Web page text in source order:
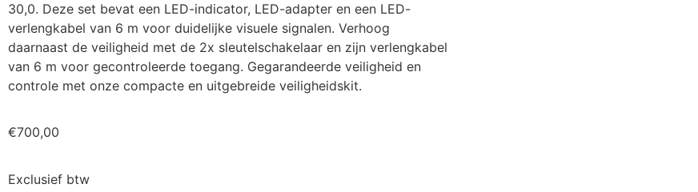
30,0. Deze set bevat een LED-indicator, LED-adapter en een LED-
verlengkabel van 6 m voor duidelijke visuele signalen. Verhoog
daarnaast de veiligheid met de 2x sleutelschakelaar en zijn verlengkabel
van 6 m voor gecontroleerde toegang. Gegarandeerde veiligheid en
controle met onze compacte en uitgebreide veiligheidskit.
€700,00
Exclusief btw